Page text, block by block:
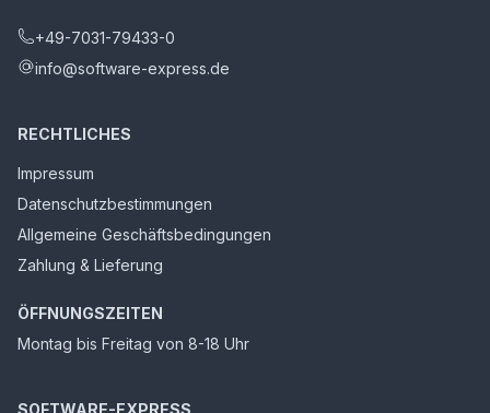
+49-7031-79433-0
info@software-express.de
RECHTLICHES
Impressum
Datenschutzbestimmungen
Allgemeine Geschäftsbedingungen
Zahlung & Lieferung
ÖFFNUNGSZEITEN
Montag bis Freitag von 8-18 Uhr
SOFTWARE-EXPRESS